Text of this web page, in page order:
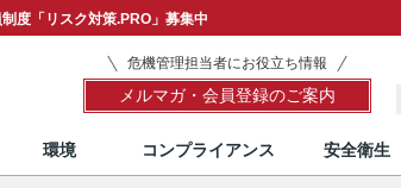
度「リスク対策.PRO」募集中
危機管理担当者にお役立ち情報
メルマガ・会員登録のご案内
環境 コンプライアンス 安全衛生